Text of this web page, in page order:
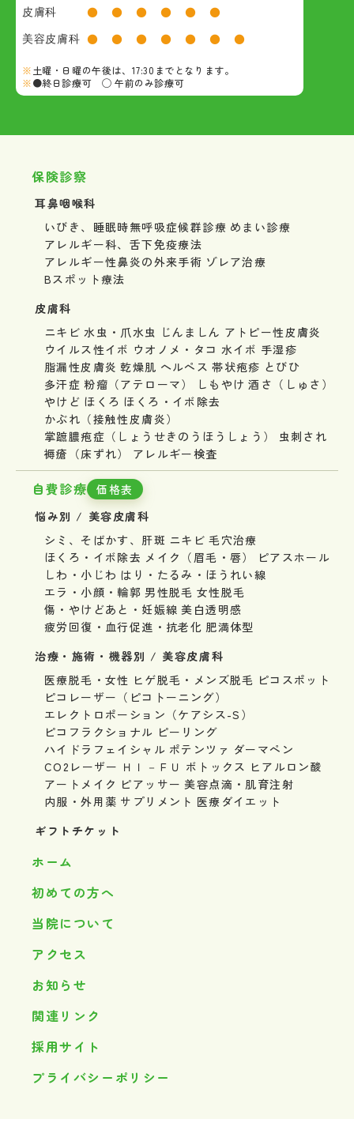
皮膚科
● ● ● ● ●
●
美容皮膚科 ● ● ● ● ● ● ●
土曜・日曜の午後は、17:30までとなります。
●終日診療可 ◯ 午前のみ診療可
保険診察
耳鼻咽喉科
いびき、睡眠時無呼吸症候群診療 めまい診療
アレルギー科、舌下免疫療法
アレルギー性鼻炎の外来手術 ゾレア治療
Bスポット療法
皮膚科
ニキビ 水虫・爪水虫 じんましん アトピー性皮膚炎
ウイルス性イボ ウオノメ・タコ 水イボ 手湿疹
脂漏性皮膚炎 乾燥肌 ヘルペス 帯状疱疹 とびひ
多汗症 粉瘤（アテローマ） しもやけ 酒さ（しゅさ）
やけど ほくろ ほくろ・イボ除去
かぶれ（接触性皮膚炎）
掌蹠膿疱症（しょうせきのうほうしょう）
虫刺され
褥瘡（床ずれ）
アレルギー検査
自費診療 価格表
悩み別 / 美容皮膚科
シミ、そばかす、肝斑 ニキビ 毛穴治療
ほくろ・イボ除去 メイク（眉毛・唇）
ピアスホール
しわ・小じわ はり・たるみ・ほうれい線
エラ・小顔・輪郭 男性脱毛 女性脱毛
傷・やけどあと・妊娠線 美白透明感
疲労回復・血行促進・抗老化 肥満体型
治療・施術・機器別 / 美容皮膚科
医療脱毛・女性 ヒゲ脱毛・メンズ脱毛 ピコスポット
ピコレーザー（ピコトーニング）
エレクトロポーション（ケアシス-S）
ピコフラクショナル ピーリング
ハイドラフェイシャル ポテンツァ ダーマペン
CO2レーザー ＨＩ－ＦＵ ボトックス ヒアルロン酸
アートメイク ピアッサー 美容点滴・肌育注射
内服・外用薬 サプリメント 医療ダイエット
ギフトチケット
ホーム
初めての方へ
当院について
アクセス
お知らせ
関連リンク
採用サイト
プライバシーポリシー